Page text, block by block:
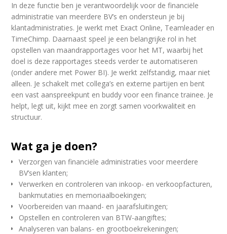
In deze functie ben je verantwoordelijk voor de financiële
administratie van meerdere BV’s en ondersteun je bij
klantadministraties. Je werkt met Exact Online, Teamleader en
TimeChimp. Daarnaast speel je een belangrijke rol in het
opstellen van maandrapportages voor het MT, waarbij het
doel is deze rapportages steeds verder te automatiseren
(onder andere met Power BI). Je werkt zelfstandig, maar niet
alleen. Je schakelt met collega’s en externe partijen en bent
een vast aanspreekpunt en buddy voor een finance trainee. Je
helpt, legt uit, kijkt mee en zorgt samen voorkwaliteit en
structuur.
Wat ga je doen?
Verzorgen van financiële administraties voor meerdere
BV’sen klanten;
Verwerken en controleren van inkoop- en verkoopfacturen,
bankmutaties en memoriaalboekingen;
Voorbereiden van maand- en jaarafsluitingen;
Opstellen en controleren van BTW-aangiftes;
Analyseren van balans- en grootboekrekeningen;